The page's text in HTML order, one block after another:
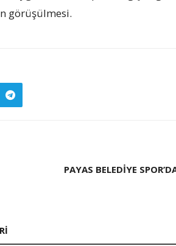
görüşülmesi.
PAYAS BELEDİYE